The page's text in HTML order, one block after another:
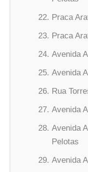
Praca
Praca
Avenida
Avenida
Rua
Avenida
Avenida
Pelotas
Avenida